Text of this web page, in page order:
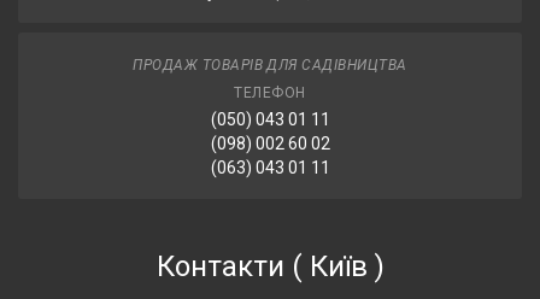
ПРОДАЖ ТОВАРІВ ДЛЯ САДІВНИЦТВА
ТЕЛЕФОН
(050) 043 01 11
(098) 002 60 02
(063) 043 01 11
Контакти ( Київ )